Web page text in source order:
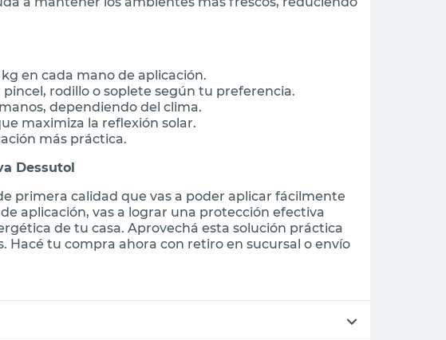
en cada mano de aplicación.
rodillo o soplete según tu preferencia.
dependiendo del clima.
maximiza la reflexión solar.
más práctica.
Dessutol
primera calidad que vas a poder aplicar fácilmente
aplicación, vas a lograr una protección efectiva
de tu casa. Aprovechá esta solución práctica
tu compra ahora con retiro en sucursal o envío